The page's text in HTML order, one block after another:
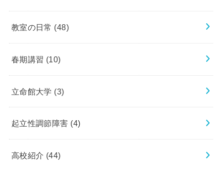
教室の日常 (48)
春期講習 (10)
立命館大学 (3)
起立性調節障害 (4)
高校紹介 (44)